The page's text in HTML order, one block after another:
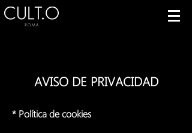
AVISO DE PRIVACIDAD
* Política de cookies